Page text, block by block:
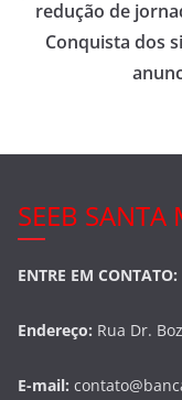
b
o
redução de
Conquista dos
SEEB SANTA
ENTRE EM CONTATO:
Endereço: Rua Dr.
E-mail: